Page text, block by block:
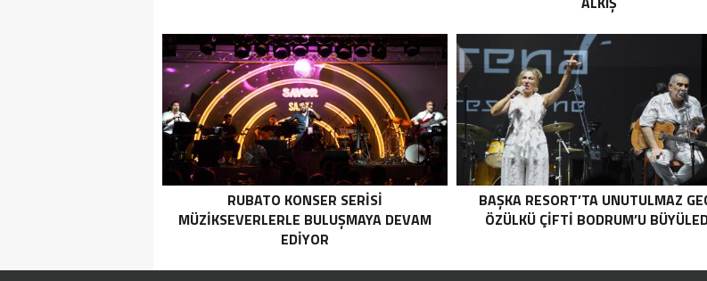
RUBATO KONSER SERISI
MÜZIKSEVERLERLE BULUŞMAYA DEVAM
EDIYOR
BAŞKA RESORT’TA UNUTULMAZ
ÖZÜLKÜ ÇIFTI BODRUM’U